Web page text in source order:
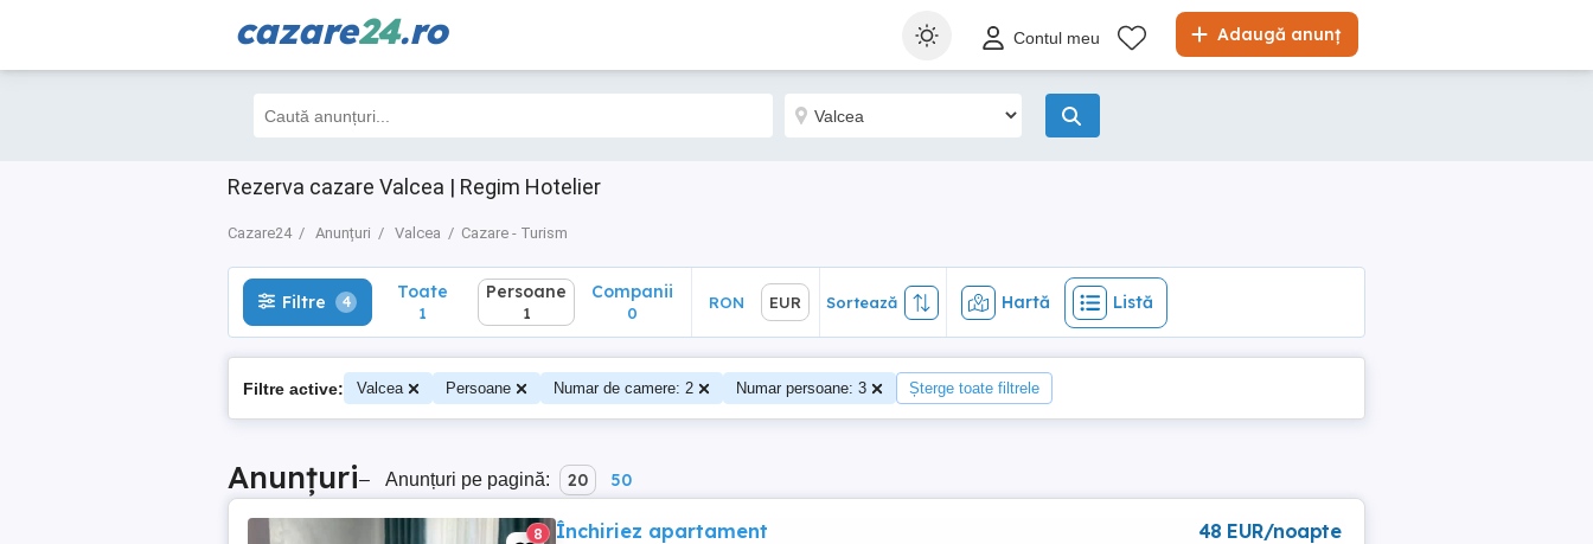
cazare24.ro Adaugă anunț
Contul meu
Rezerva cazare Valcea | Regim Hotelier
Cazare24 Anunțuri Valcea Cazare - Turism
Filtre 4 Toate
1
Hartă Listă
Filtre 4 Toate
1
Persoane
1
Companii
0
RON EUR Sortează Hartă Listă
Filtre active: Valcea Persoane Numar de camere: 2 Numar persoane: 3 Șterge toate filtrele
Anunțuri– Anunțuri pe pagină: 20 50
8 Închiriez apartament 48 EUR/noapte